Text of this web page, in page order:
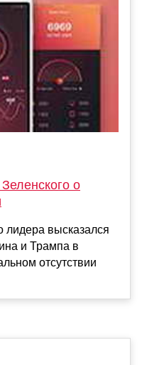
о
лидера высказался
и Трампа в
отсутствии